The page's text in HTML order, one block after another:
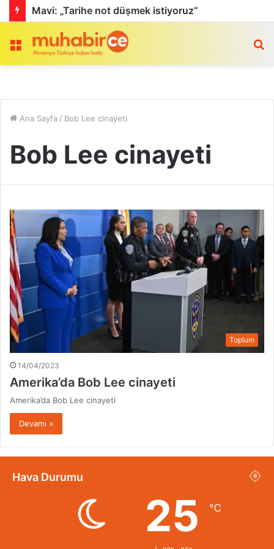
Mavi: „Tarihe not düṣmek istiyoruz“
Menü
Ana Sayfa / Bob Lee cinayeti
Bob Lee cinayeti
Toplum
14/04/2023
Amerika’da Bob Lee cinayeti
Amerika’da Bob Lee cinayeti
Devamı »
Hava Durumu
25 ℃